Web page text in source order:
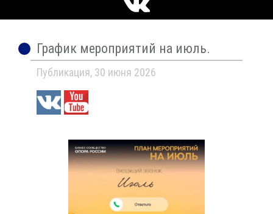
График мероприятий на июль.
Публикация, 30 июня 2026